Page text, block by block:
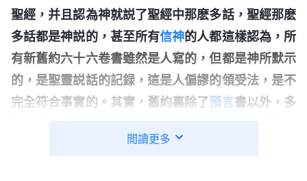
聖經，并且認為神就説了聖經中那麽多話，聖經那麽
多話都是神説的，甚至所有信神的人都這樣認為，所
有新舊約六十六卷書雖然是人寫的，但都是神所默示
的，是聖靈説話的記録，這是人偏謬的領受法，是不
完全符合事實的。其實，舊約裏除了預言書以外，多
有些是出于聖靈開啓的，就如保羅寫的書信是出于人
閲讀更多